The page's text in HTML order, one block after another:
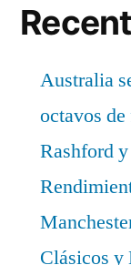
Australia
octavos
Rashford
Clásicos y